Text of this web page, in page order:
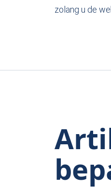
zolang u de